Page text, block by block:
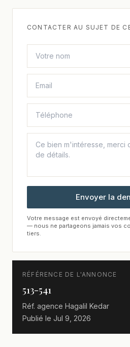
CONTACTER AU SUJET DE
Envoyer la
Votre message est envoyé
— nous ne partageons jamais vos
tiers.
RÉFÉRENCE DE L'ANNONCE
513-541
Réf. agence Hagalil Kedar
Publié le Jul 9, 2026